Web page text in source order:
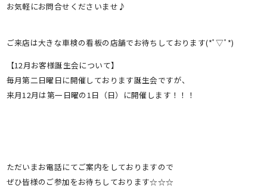
お気軽にお問合せくださいませ♪
ご来店は大きな車検の看板の店舗でお待ちしております(*ﾟ▽ﾟ*)
【12月お客様誕生会について】
毎月第二日曜日に開催しております誕生会ですが、
来月12月は第一日曜の1日（日）に開催します！！！
ただいまお電話にてご案内をしておりますので
ぜひ皆様のご参加をお待ちしております☆☆☆